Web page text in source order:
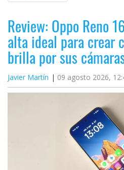
Review: Oppo Reno
alta ideal para crear
brilla por sus
Javier Martín 09 agosto 2026,